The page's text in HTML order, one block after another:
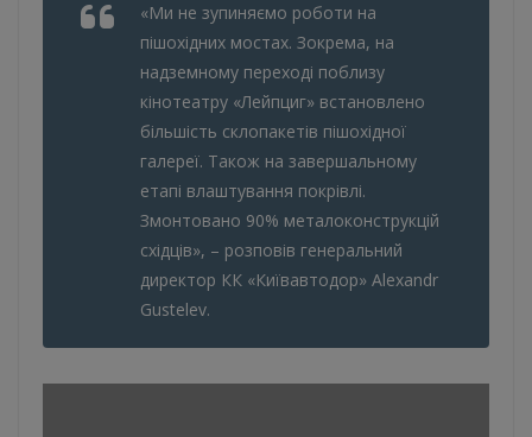
«Ми не зупиняємо роботи на
пішохідних мостах. Зокрема, на
надземному переході поблизу
кінотеатру «Лейпциг» встановлено
більшість склопакетів пішохідної
галереї. Також на завершальному
етапі влаштування покрівлі.
Змонтовано 90% металоконструкцій
східців», – розповів генеральний
директор КК «Київавтодор» Alexandr
Gustelev.